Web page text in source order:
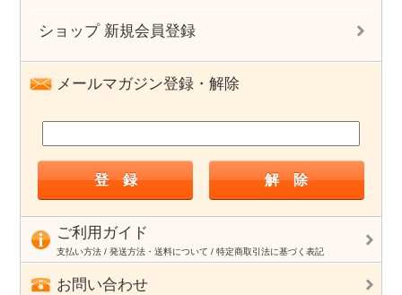
ショップ 新規会員登録
メールマガジン登録・解除
ご利用ガイド
支払い方法 / 発送方法・送料について / 特定商取引法に基づく表記
お問い合わせ